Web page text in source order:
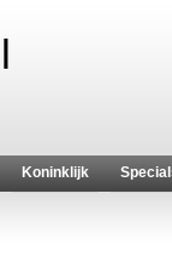
Koninklijk